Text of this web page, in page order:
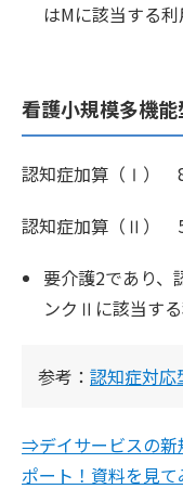
はMに該当する
看護小規模多機
認知症加算（Ⅰ）
認知症加算（Ⅱ）
要介護2であり、
ンクⅡに該当す
参考： 認知症対応
⇒デイサービスの新
ポート！資料を見て